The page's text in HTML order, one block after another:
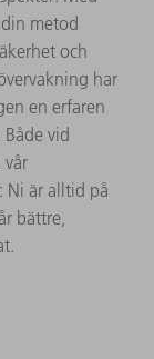
metod
och
har
en erfaren
vid
Ni är alltid på
bättre,